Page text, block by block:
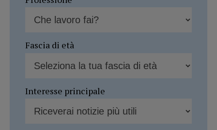
Fascia di età
Interesse principale